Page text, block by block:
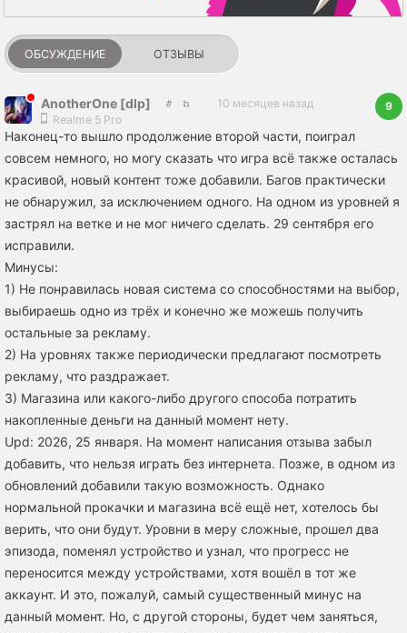
ОБСУЖДЕНИЕ ОТЗЫВЫ
AnotherOne [dlp]
10 месяцев назад
Realme 5 Pro
9
Наконец-то вышло продолжение второй части, поиграл
совсем немного, но могу сказать что игра всё также осталась
красивой, новый контент тоже добавили. Багов практически
не обнаружил, за исключением одного. На одном из уровней я
застрял на ветке и не мог ничего сделать. 29 сентября его
исправили.
Минусы:
1) Не понравилась новая система со способностями на выбор,
выбираешь одно из трёх и конечно же можешь получить
остальные за рекламу.
2) На уровнях также периодически предлагают посмотреть
рекламу, что раздражает.
3) Магазина или какого-либо другого способа потратить
накопленные деньги на данный момент нету.
Upd: 2026, 25 января. На момент написания отзыва забыл
добавить, что нельзя играть без интернета. Позже, в одном из
обновлений добавили такую возможность. Однако
нормальной прокачки и магазина всё ещё нет, хотелось бы
верить, что они будут. Уровни в меру сложные, прошел два
эпизода, поменял устройство и узнал, что прогресс не
переносится между устройствами, хотя вошёл в тот же
аккаунт. И это, пожалуй, самый существенный минус на
данный момент. Но, с другой стороны, будет чем заняться,